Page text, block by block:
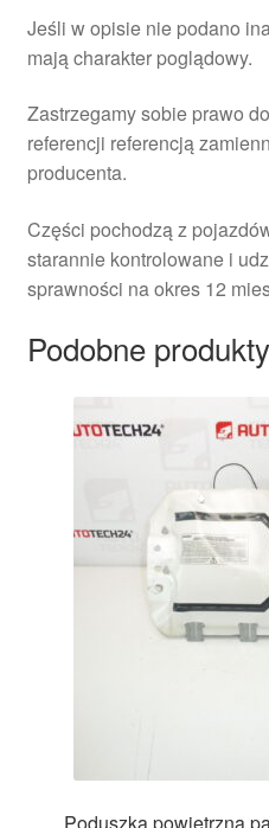
Jeśli w opisie nie podano
mają charakter poglądowy.
Zastrzegamy sobie prawo
referencji referencją
producenta.
Części pochodzą z
starannie kontrolowane i
sprawności na okres 12
Podobne produkty